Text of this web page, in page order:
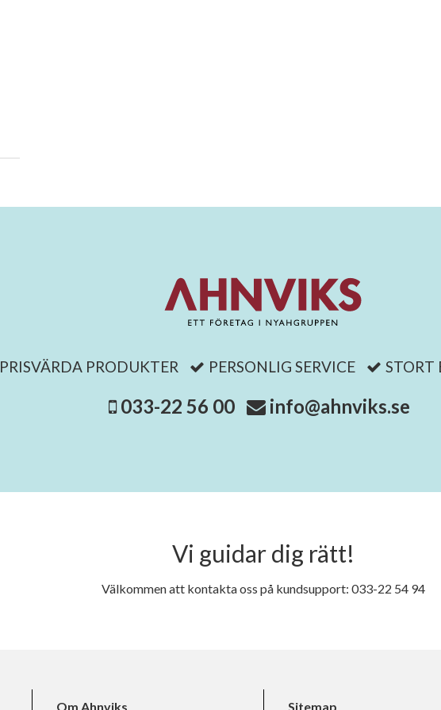
PRISVÄRDA PRODUKTER PERSONLIG SERVICE STORT
033-22 56 00 info@ahnviks.se
Vi guidar dig rätt!
Välkommen att kontakta oss på kundsupport: 033-22 54 94
Om Ahnviks Sitemap